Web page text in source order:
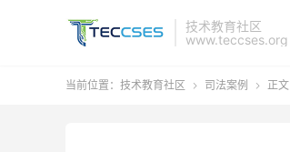
技术教育社区
www.teccses.org
当前位置： 技术教育社区  司法案例  正文